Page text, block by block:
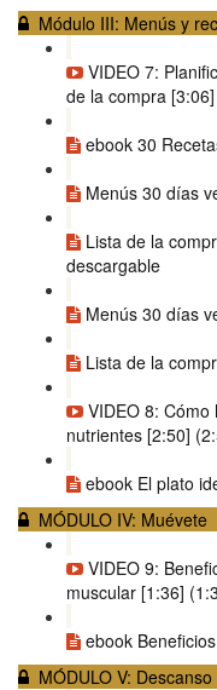
Módulo III: Menús y
VIDEO 7:
de la compra
ebook 30
Menús 30 días
Lista de la
descargable
Menús 30 días
Lista de la
VIDEO 8:
nutrientes [2:50]
ebook El plato
MÓDULO IV: Muévete
VIDEO 9:
muscular [1:36]
ebook
MÓDULO V: